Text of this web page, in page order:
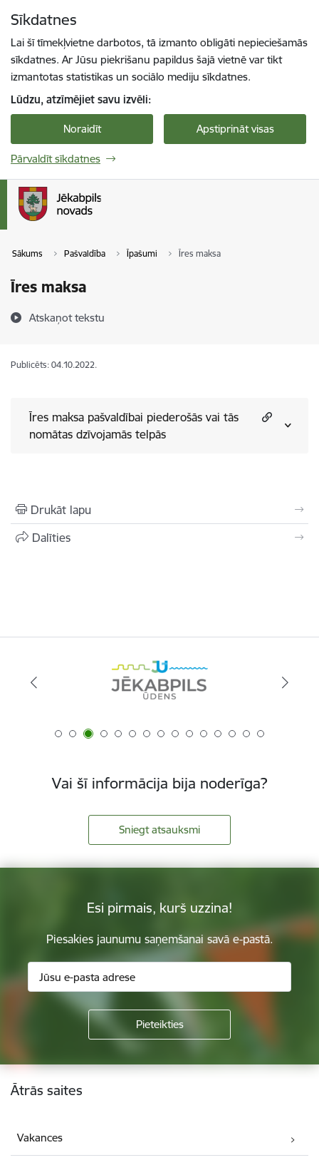
Sīkdatnes
Lai šī tīmekļvietne darbotos, tā izmanto obligāti nepieciešamās
sīkdatnes. Ar Jūsu piekrišanu papildus šajā vietnē var tikt
izmantotas statistikas un sociālo mediju sīkdatnes.
Lūdzu, atzīmējiet savu izvēli:
Noraidīt Apstiprināt visas
Pārvaldīt sīkdatnes
Sākums Pašvaldība Īpašumi Īres maksa
Īres maksa
Atskaņot tekstu
Publicēts: 04.10.2022.
Īres maksa pašvaldībai piederošās vai tās
nomātas dzīvojamās telpās
Drukāt lapu
Dalīties
Vai šī informācija bija noderīga?
Sniegt atsauksmi
Esi pirmais, kurš uzzina!
Piesakies jaunumu saņemšanai savā e-pastā.
Kājene
Ātrās saites
Vakances